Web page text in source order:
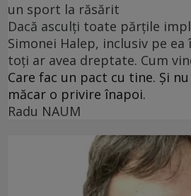
un sport la răsărit
Dacă asculți toate părțile
Simonei Halep, inclusiv pe ea
toți ar avea dreptate. Cum
Care fac un pact cu tine. Și
măcar o privire înapoi.
Radu NAUM